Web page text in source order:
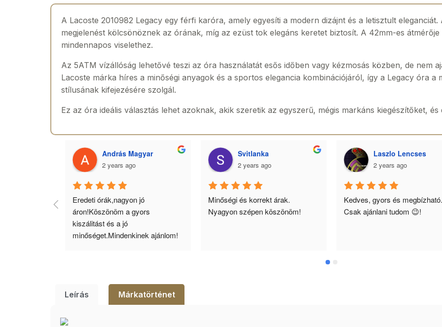
A Lacoste 2010982 Legacy egy férfi karóra, amely egyesíti a modern dizájnt és a letisztult
megjelenést kölcsönöznek az órának, míg az ezüst tok elegáns keretet biztosít. A 42mm-es
mindennapos viselethez.
Az 5ATM vízállóság lehetővé teszi az óra használatát esős időben vagy kézmosás közben, de nem
Lacoste márka híres a minőségi anyagok és a sportos elegancia kombinációjáról, így a Legacy óra a
stílusának kifejezésére szolgál.
Ez az óra ideális választás lehet azoknak, akik szeretik az egyszerű, mégis markáns kiegészítőket,
András Magyar
2 years ago
Eredeti órák,nagyon jó
áron!Köszönöm a gyors
kiszálitást és a jó
minőséget.Mindenkinek ajánlom!
Svitlanka
2 years ago
Minőségi és korrekt árak.
Nyagyon szépen köszönöm!
Laszlo Lencses
2 years ago
Kedves, gyors és megbízható.
Csak ajánlani tudom 😉!
Leírás Márkatörténet